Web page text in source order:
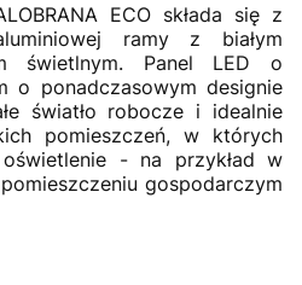
ECO składa się z
ramy z białym
świetlnym. Panel LED o
ponadczasowym designie
światło robocze i idealnie
pomieszczeń, w których
- na przykład w
gospodarczym